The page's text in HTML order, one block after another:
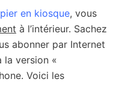
en kiosque, vous
à l’intérieur. Sachez
abonner par Internet
la version «
Voici les